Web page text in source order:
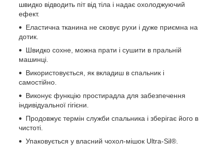
швидко відводить піт від тіла і надає охолоджуючий
ефект.
Еластична тканина не сковує рухи і дуже приємна на
дотик.
Швидко сохне, можна прати і сушити в пральній
машинці.
Використовується, як вкладиш в спальник і
самостійно.
Виконує функцію простирадла для забезпечення
індивідуальної гігієни.
Продовжує термін служби спальника і зберігає його в
чистоті.
Упаковується у власний чохол-мішок Ultra-Sil®.